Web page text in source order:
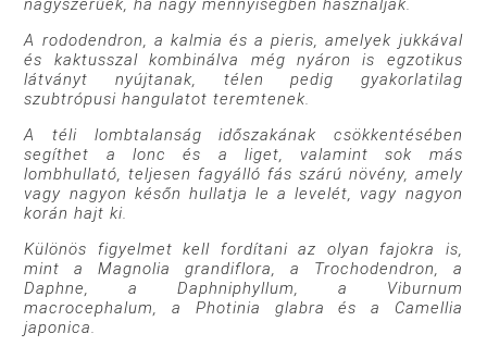
nagyszerűek, ha nagy mennyiségben használják.
A rododendron, a kalmia és a pieris, amelyek jukkával
és kaktusszal kombinálva még nyáron is egzotikus
látványt nyújtanak, télen pedig gyakorlatilag
szubtrópusi hangulatot teremtenek.
A téli lombtalanság időszakának csökkentésében
segíthet a lonc és a liget, valamint sok más
lombhullató, teljesen fagyálló fás szárú növény, amely
vagy nagyon későn hullatja le a levelét, vagy nagyon
korán hajt ki.
Különös figyelmet kell fordítani az olyan fajokra is,
mint a Magnolia grandiflora, a Trochodendron, a
Daphne, a Daphniphyllum, a Viburnum
macrocephalum, a Photinia glabra és a Camellia
japonica.